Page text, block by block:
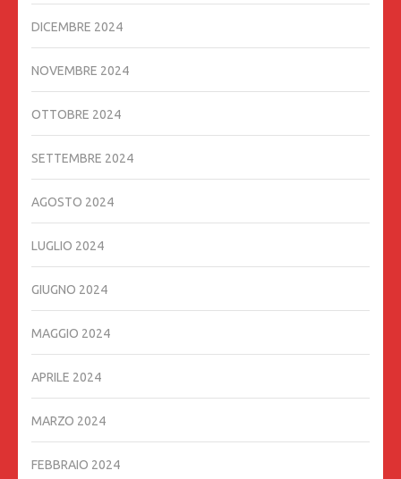
DICEMBRE 2024
NOVEMBRE 2024
OTTOBRE 2024
SETTEMBRE 2024
AGOSTO 2024
LUGLIO 2024
GIUGNO 2024
MAGGIO 2024
APRILE 2024
MARZO 2024
FEBBRAIO 2024